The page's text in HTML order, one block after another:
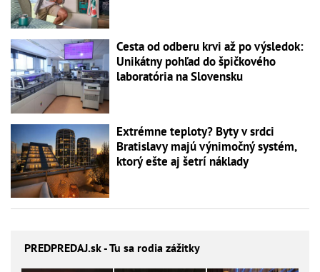
Cesta od odberu krvi až po výsledok:
Unikátny pohľad do špičkového
laboratória na Slovensku
Extrémne teploty? Byty v srdci
Bratislavy majú výnimočný systém,
ktorý ešte aj šetrí náklady
PREDPREDAJ.sk - Tu sa rodia zážitky